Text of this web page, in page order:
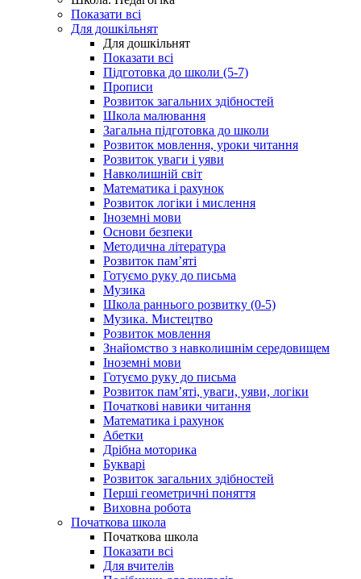
Показати всі
Для дошкільнят
Для дошкільнят
Показати всі
Підготовка до школи (5-7)
Прописи
Розвиток загальних здібностей
Школа малювання
Загальна підготовка до школи
Розвиток мовлення, уроки читання
Розвиток уваги і уяви
Навколишній світ
Математика і рахунок
Розвиток логіки і мислення
Іноземні мови
Основи безпеки
Методична література
Розвиток пам’яті
Готуємо руку до письма
Музика
Школа раннього розвитку (0-5)
Музика. Мистецтво
Розвиток мовлення
Знайомство з навколишнім середовищем
Іноземні мови
Готуємо руку до письма
Розвиток пам’яті, уваги, уяви, логіки
Початкові навики читання
Математика і рахунок
Абетки
Дрібна моторика
Букварі
Розвиток загальних здібностей
Перші геометричні поняття
Виховна робота
Початкова школа
Початкова школа
Показати всі
Для вчителів